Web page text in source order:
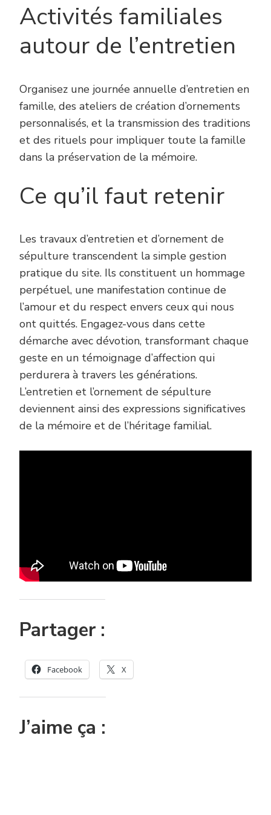
Activités familiales
autour de l’entretien
Organisez une journée annuelle d’entretien en
famille, des ateliers de création d’ornements
personnalisés, et la transmission des traditions
et des rituels pour impliquer toute la famille
dans la préservation de la mémoire.
Ce qu’il faut retenir
Les travaux d’entretien et d’ornement de
sépulture transcendent la simple gestion
pratique du site. Ils constituent un hommage
perpétuel, une manifestation continue de
l’amour et du respect envers ceux qui nous
ont quittés. Engagez-vous dans cette
démarche avec dévotion, transformant chaque
geste en un témoignage d’affection qui
perdurera à travers les générations.
L’entretien et l’ornement de sépulture
deviennent ainsi des expressions significatives
de la mémoire et de l’héritage familial.
Partager :
Facebook X
J’aime ça :